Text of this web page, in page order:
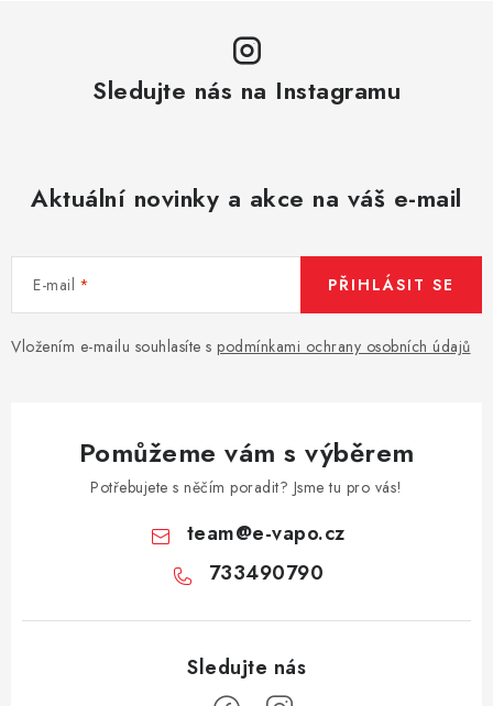
Sledujte nás na Instagramu
Aktuální novinky a akce na váš e-mail
E-mail
Vložením e-mailu souhlasíte s podmínkami ochrany osobních údajů
PŘIHLÁSIT SE
Pomůžeme vám s výběrem
Potřebujete s něčím poradit? Jsme tu pro vás!
team@e-vapo.cz
733490790